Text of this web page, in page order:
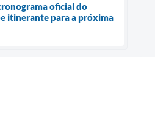
oficial do
itinerante para a próxima